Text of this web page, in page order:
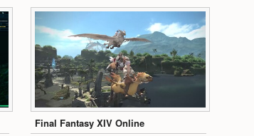
Final Fantasy XIV Online